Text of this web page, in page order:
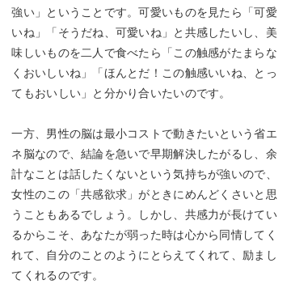
強い」ということです。可愛いものを見たら「可愛
いね」「そうだね、可愛いね」と共感したいし、美
味しいものを二人で食べたら「この触感がたまらな
くおいしいね」「ほんとだ！この触感いいね、とっ
てもおいしい」と分かり合いたいのです。
一方、男性の脳は最小コストで動きたいという省エ
ネ脳なので、結論を急いで早期解決したがるし、余
計なことは話したくないという気持ちが強いので、
女性のこの「共感欲求」がときにめんどくさいと思
うこともあるでしょう。しかし、共感力が長けてい
るからこそ、あなたが弱った時は心から同情してく
れて、自分のことのようにとらえてくれて、励まし
てくれるのです。